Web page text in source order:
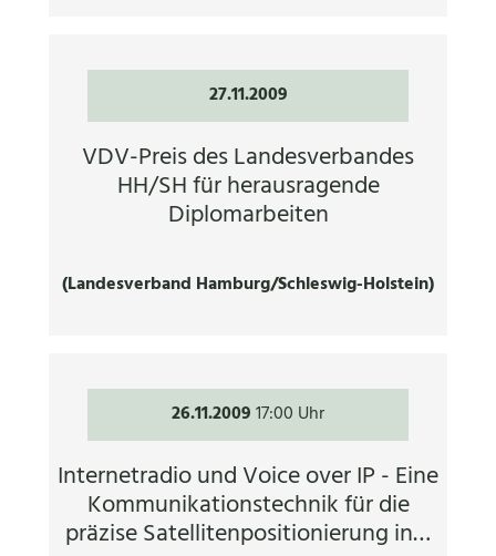
27.11.2009
VDV-Preis des Landesverbandes
HH/SH für herausragende
Diplomarbeiten
(Landesverband Hamburg/Schleswig-Holstein)
26.11.200917:00 Uhr
Internetradio und Voice over IP - Eine
Kommunikationstechnik für die
präzise Satellitenpositionierung in…